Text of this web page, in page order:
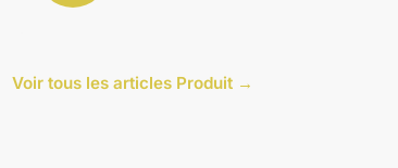
Voir tous les articles Produit →